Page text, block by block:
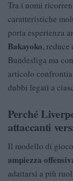
Tra i nomi
caratteristiche
porta esperienza
Bakayoko, reduce
Bundesliga ma
articolo
dubbi legati a
Perché
attaccanti
Il modello di
ampiezza
adattarsi a più